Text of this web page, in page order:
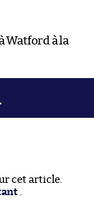
Watford à la
cet article.